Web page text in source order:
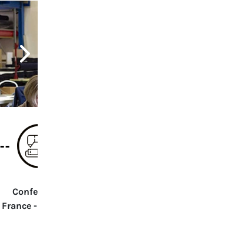
Confection :
France - Roubaix